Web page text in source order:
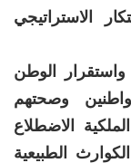
الاستراتيجي
الوطن
وصحتهم
الاضطلاع
الطبيعية